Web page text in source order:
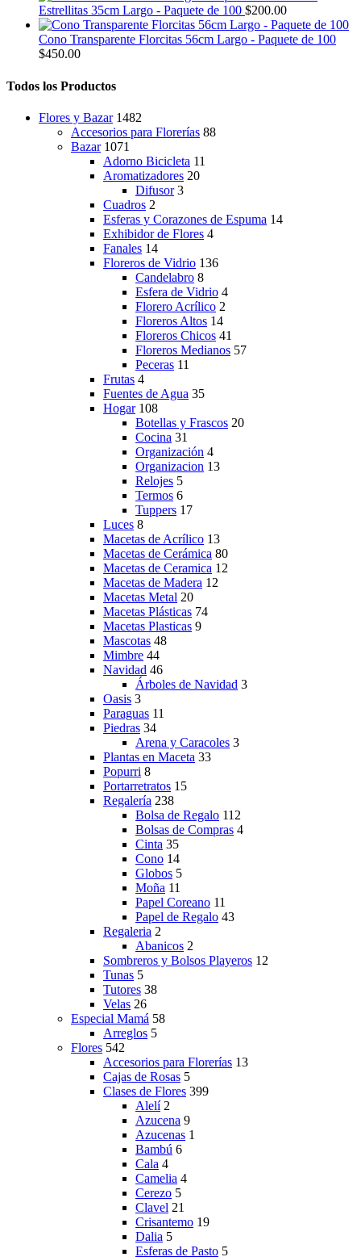
página
de
producto
Estrellitas 35cm Largo - Paquete de 100 $200.00
Cono Transparente Florcitas 56cm Largo - Paquete de 100
$450.00
Todos los Productos
Flores y Bazar 1482
Accesorios para Florerías 88
Bazar 1071
Adorno Bicicleta 11
Aromatizadores 20
Difusor 3
Cuadros 2
Esferas y Corazones de Espuma 14
Exhibidor de Flores 4
Fanales 14
Floreros de Vidrio 136
Candelabro 8
Esfera de Vidrio 4
Florero Acrílico 2
Floreros Altos 14
Floreros Chicos 41
Floreros Medianos 57
Peceras 11
Frutas 4
Fuentes de Agua 35
Hogar 108
Botellas y Frascos 20
Cocina 31
Organización 4
Organizacion 13
Relojes 5
Termos 6
Tuppers 17
Luces 8
Macetas de Acrílico 13
Macetas de Cerámica 80
Macetas de Ceramica 12
Macetas de Madera 12
Macetas Metal 20
Macetas Plásticas 74
Macetas Plasticas 9
Mascotas 48
Mimbre 44
Navidad 46
Árboles de Navidad 3
Oasis 3
Paraguas 11
Piedras 34
Arena y Caracoles 3
Plantas en Maceta 33
Popurri 8
Portarretratos 15
Regalería 238
Bolsa de Regalo 112
Bolsas de Compras 4
Cinta 35
Cono 14
Globos 5
Moña 11
Papel Coreano 11
Papel de Regalo 43
Regaleria 2
Abanicos 2
Sombreros y Bolsos Playeros 12
Tunas 5
Tutores 38
Velas 26
Especial Mamá 58
Arreglos 5
Flores 542
Accesorios para Florerías 13
Cajas de Rosas 5
Clases de Flores 399
Alelí 2
Azucena 9
Azucenas 1
Bambú 6
Cala 4
Camelia 4
Cerezo 5
Clavel 21
Crisantemo 19
Dalia 5
Esferas de Pasto 5